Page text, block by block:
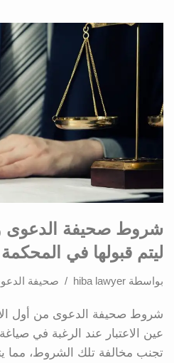
شروط صحيفة الدعوى
ليتم قبولها في المحكمة
بواسطة hiba lawyer صحيفة
شروط صحيفة الدعوى من أول
عين الاعتبار عند الرغبة في
تجنب مخالفة تلك الشروط، مما